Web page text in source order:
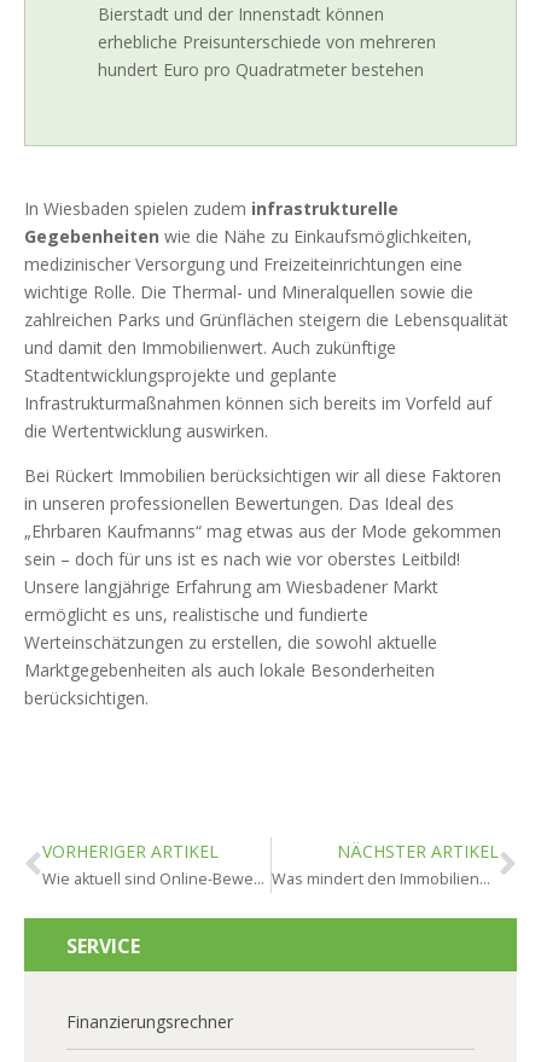
Bierstadt und der Innenstadt können
erhebliche Preisunterschiede von mehreren
hundert Euro pro Quadratmeter bestehen
In Wiesbaden spielen zudem infrastrukturelle
Gegebenheiten wie die Nähe zu Einkaufsmöglichkeiten,
medizinischer Versorgung und Freizeiteinrichtungen eine
wichtige Rolle. Die Thermal- und Mineralquellen sowie die
zahlreichen Parks und Grünflächen steigern die Lebensqualität
und damit den Immobilienwert. Auch zukünftige
Stadtentwicklungsprojekte und geplante
Infrastrukturmaßnahmen können sich bereits im Vorfeld auf
die Wertentwicklung auswirken.
Bei Rückert Immobilien berücksichtigen wir all diese Faktoren
in unseren professionellen Bewertungen. Das Ideal des
„Ehrbaren Kaufmanns“ mag etwas aus der Mode gekommen
sein – doch für uns ist es nach wie vor oberstes Leitbild!
Unsere langjährige Erfahrung am Wiesbadener Markt
ermöglicht es uns, realistische und fundierte
Werteinschätzungen zu erstellen, die sowohl aktuelle
Marktgegebenheiten als auch lokale Besonderheiten
berücksichtigen.
VORHERIGER ARTIKEL
Wie aktuell sind Online-Bewertungen für Wiesbaden?
NÄCHSTER ARTIKEL
Was mindert den Immobilienwert in Wiesbaden?
SERVICE
Finanzierungsrechner